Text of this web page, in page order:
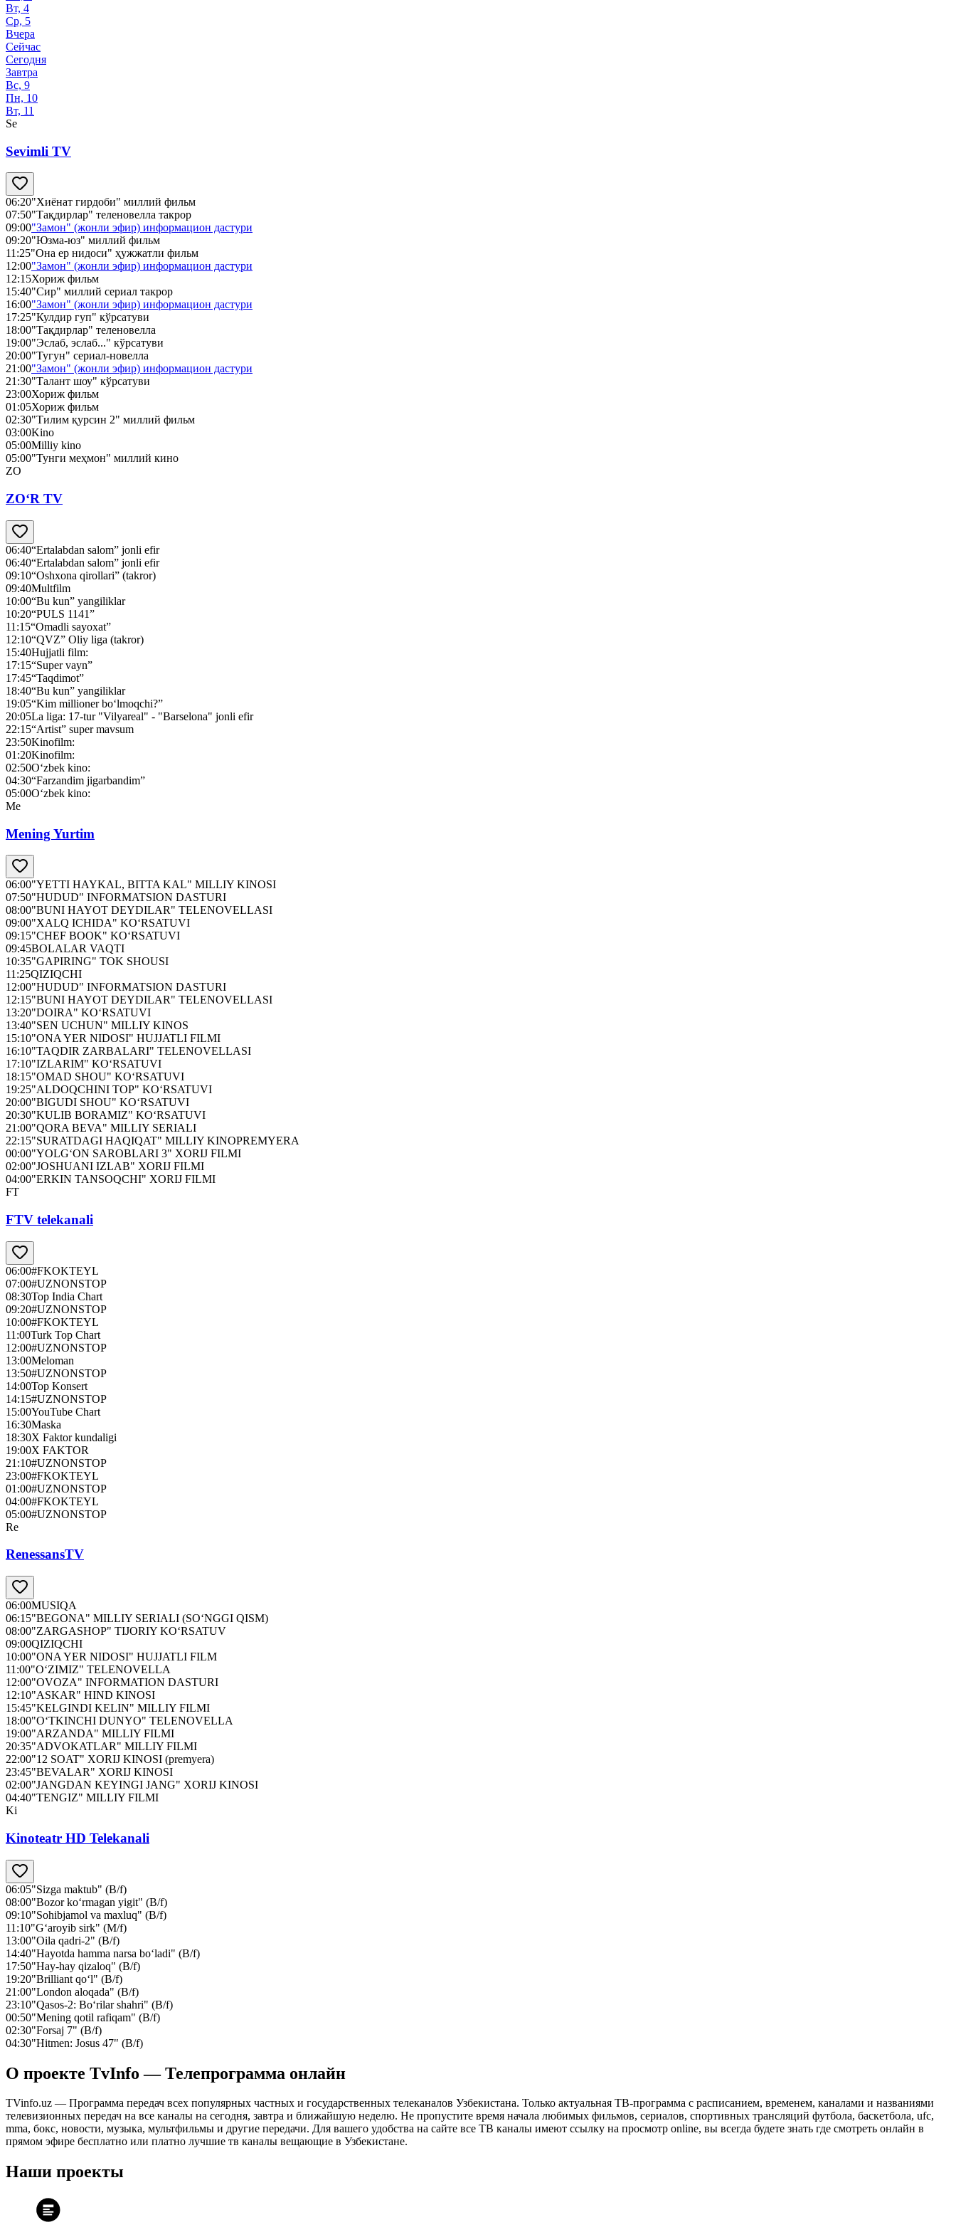
Вт, 4
Ср, 5
Вчера
Сейчас
Сегодня
Завтра
Вс, 9
Пн, 10
Вт, 11
Se
Sevimli TV
06:20"Хиёнат гирдоби" миллий фильм
07:50"Тақдирлар" теленовелла такрор
09:00"Замон" (жонли эфир) информацион дастури
09:20"Юзма-юз" миллий фильм
11:25"Она ер нидоси" ҳужжатли фильм
12:00"Замон" (жонли эфир) информацион дастури
12:15Хориж фильм
15:40"Сир" миллий сериал такрор
16:00"Замон" (жонли эфир) информацион дастури
17:25"Кулдир гуп" кўрсатуви
18:00"Тақдирлар" теленовелла
19:00"Эслаб, эслаб..." кўрсатуви
20:00"Тугун" сериал-новелла
21:00"Замон" (жонли эфир) информацион дастури
21:30"Талант шоу" кўрсатуви
23:00Хориж фильм
01:05Хориж фильм
02:30"Тилим қурсин 2" миллий фильм
03:00Kino
05:00Milliy kino
05:00"Тунги меҳмон" миллий кино
ZO
ZO‘R TV
06:40“Ertalabdan salom” jonli efir
06:40“Ertalabdan salom” jonli efir
09:10“Oshxona qirollari” (takror)
09:40Multfilm
10:00“Bu kun” yangiliklar
10:20“PULS 1141”
11:15“Omadli sayoxat”
12:10“QVZ” Оliy liga (takror)
15:40Hujjatli film:
17:15“Super vayn”
17:45“Taqdimot”
18:40“Bu kun” yangiliklar
19:05“Kim millioner bo‘lmoqchi?”
20:05La liga: 17-tur "Vilyareal" - "Barselona" jonli efir
22:15“Artist” super mavsum
23:50Kinofilm:
01:20Kinofilm:
02:50O‘zbek kino:
04:30“Farzandim jigarbandim”
05:00O‘zbek kino:
Me
Mening Yurtim
06:00"YETTI HAYKAL, BITTA KAL" MILLIY KINOSI
07:50"HUDUD" INFORMATSION DASTURI
08:00"BUNI HAYOT DEYDILAR" TELENOVELLASI
09:00"XALQ ICHIDA" KO‘RSATUVI
09:15"CHEF BOOK" KO‘RSATUVI
09:45BOLALAR VAQTI
10:35"GAPIRING" TOK SHOUSI
11:25QIZIQCHI
12:00"HUDUD" INFORMATSION DASTURI
12:15"BUNI HAYOT DEYDILAR" TELENOVELLASI
13:20"DOIRA" KO‘RSATUVI
13:40"SEN UCHUN" MILLIY KINOS
15:10"ONA YER NIDOSI" HUJJATLI FILMI
16:10"TAQDIR ZARBALARI" TELENOVELLASI
17:10"IZLARIM" KO‘RSATUVI
18:15"OMAD SHOU" KO‘RSATUVI
19:25"ALDOQCHINI TOP" KO‘RSATUVI
20:00"BIGUDI SHOU" KO‘RSATUVI
20:30"KULIB BORAMIZ" KO‘RSATUVI
21:00"QORA BEVA" MILLIY SERIALI
22:15"SURATDAGI HAQIQAT" MILLIY KINOPREMYERA
00:00"YOLG‘ON SAROBLARI 3" XORIJ FILMI
02:00"JOSHUANI IZLAB" XORIJ FILMI
04:00"ERKIN TANSOQCHI" XORIJ FILMI
FT
FTV telekanali
06:00#FKOKTEYL
07:00#UZNONSTOP
08:30Top India Chart
09:20#UZNONSTOP
10:00#FKOKTEYL
11:00Turk Top Chart
12:00#UZNONSTOP
13:00Meloman
13:50#UZNONSTOP
14:00Top Konsert
14:15#UZNONSTOP
15:00YouTube Chart
16:30Maska
18:30X Faktor kundaligi
19:00X FAKTOR
21:10#UZNONSTOP
23:00#FKOKTEYL
01:00#UZNONSTOP
04:00#FKOKTEYL
05:00#UZNONSTOP
Re
RenessansTV
06:00MUSIQA
06:15"BEGONA" MILLIY SERIALI (SO‘NGGI QISM)
08:00"ZARGASHOP" TIJORIY KO‘RSATUV
09:00QIZIQCHI
10:00"ONA YER NIDOSI" HUJJATLI FILM
11:00"O‘ZIMIZ" TELENOVELLA
12:00"OVOZA" INFORMATION DASTURI
12:10"ASKAR" HIND KINOSI
15:45"KELGINDI KELIN" MILLIY FILMI
18:00"O‘TKINCHI DUNYO" TELENOVELLA
19:00"ARZANDA" MILLIY FILMI
20:35"ADVOKATLAR" MILLIY FILMI
22:00"12 SOAT" XORIJ KINOSI (premyera)
23:45"BEVALAR" XORIJ KINOSI
02:00"JANGDAN KEYINGI JANG" XORIJ KINOSI
04:40"TENGIZ" MILLIY FILMI
Ki
Kinoteatr HD Telekanali
06:05"Sizga maktub" (B/f)
08:00"Bozor ko‘rmagan yigit" (B/f)
09:10"Sohibjamol va maxluq" (B/f)
11:10"G‘aroyib sirk" (M/f)
13:00"Oila qadri-2" (B/f)
14:40"Hayotda hamma narsa bo‘ladi" (B/f)
17:50"Hay-hay qizaloq" (B/f)
19:20"Brilliant qo‘l" (B/f)
21:00"London aloqada" (B/f)
23:10"Qasos-2: Bo‘rilar shahri" (B/f)
00:50"Mening qotil rafiqam" (B/f)
02:30"Forsaj 7" (B/f)
04:30"Hitmen: Josus 47" (B/f)
О проекте TvInfo — Телепрограмма онлайн
TVinfo.uz — Программа передач всех популярных частных и государственных телеканалов Узбекистана. Только актуальная ТВ-программа с расписанием, временем, каналами и названиями
телевизионных передач на все каналы на сегодня, завтра и ближайшую неделю. Не пропустите время начала любимых фильмов, сериалов, спортивных трансляций футбола, баскетбола, ufc,
mma, бокс, новости, музыка, мультфильмы и другие передачи. Для вашего удобства на сайте все ТВ каналы имеют ссылку на просмотр online, вы всегда будете знать где смотреть онлайн в
прямом эфире бесплатно или платно лучшие тв каналы вещающие в Узбекистане.
Наши проекты